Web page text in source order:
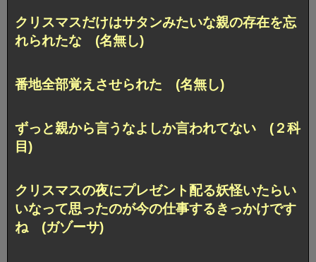
クリスマスだけはサタンみたいな親の存在を忘
れられたな (名無し)
番地全部覚えさせられた (名無し)
ずっと親から言うなよしか言われてない (２科
目)
クリスマスの夜にプレゼント配る妖怪いたらい
いなって思ったのが今の仕事するきっかけです
ね (ガゾーサ)